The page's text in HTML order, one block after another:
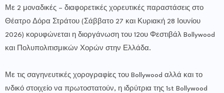
Με 2 μοναδικές – διαφορετικές χορευτικές παραστάσεις στο
Θέατρο Δόρα Στράτου (Σάββατο 27 και Κυριακή 28 Ιουνίου
2026) κορυφώνεται η διοργάνωση του 12ου Φεστιβάλ Bollywood
και Πολυπολιτισμικών Χορών στην Ελλάδα.
Με τις σαγηνευτικές χορογραφίες του Bollywood αλλά και το
ινδικό στοιχείο να πρωτοστατούν, η ιδρύτρια της 1st Bollywood